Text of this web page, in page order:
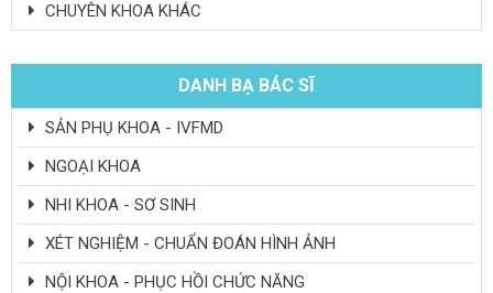
CHUYÊN KHOA KHÁC
DANH BẠ BÁC SĨ
SẢN PHỤ KHOA - IVFMD
NGOẠI KHOA
NHI KHOA - SƠ SINH
XÉT NGHIỆM - CHUẨN ĐOÁN HÌNH ẢNH
NỘI KHOA - PHỤC HỒI CHỨC NĂNG